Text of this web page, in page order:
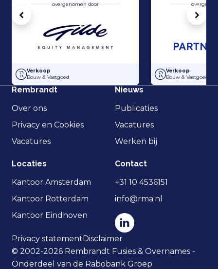
overgenomen door
Overname van Dutch Steigers en Hollandia Steigerverhuur door
Verkoop
Bouw & Vastgoed
Overname
Verkoop
Bouw & Vastgoed
Vorige
Rembrandt
Over ons
Privacy en Cookies
Vacatures
Nieuws
Publicaties
Vacatures
Werken bij
Locaties
Kantoor Amsterdam
Kantoor Rotterdam
Kantoor Eindhoven
Contact
+31 10 4536151
info@rma.nl
Privacy statementDisclaimer
© 2002-2026 Rembrandt Fusies & Overnames -
Onderdeel van de Rabobank Groep